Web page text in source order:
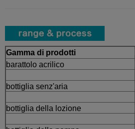
Gamma di prodotti
barattolo acrilico
bottiglia senz'aria
bottiglia della lozione